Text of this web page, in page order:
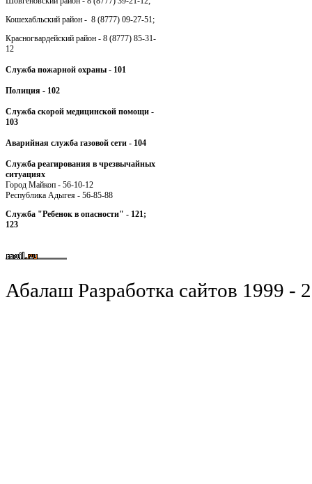
Кошехабльский район - 8 (8777) 09-27-51;
Красногвардейский район - 8 (8777) 85-31-
12
Служба пожарной охраны - 101
Полиция - 102
Служба скорой медицинской помощи -
103
Аварийная служба газовой сети - 104
Служба реагирования в чрезвычайных
ситуациях
Город Майкоп - 56-10-12
Республика Адыгея - 56-85-88
Служба "Ребенок в опасности" - 121;
123
Абалаш Разработка сайтов 1999 -